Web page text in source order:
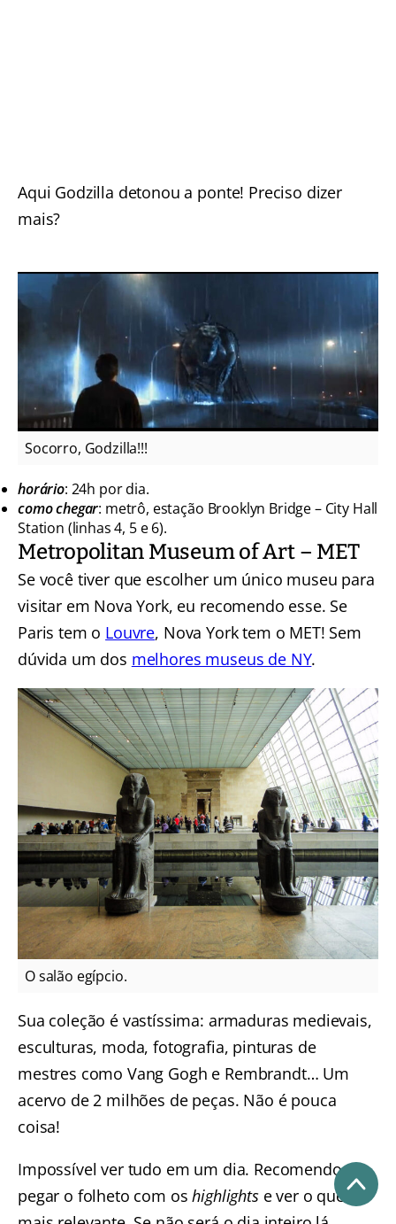
Aqui Godzilla detonou a ponte! Preciso dizer
mais?
Socorro, Godzilla!!!
horário: 24h por dia.
como chegar: metrô, estação Brooklyn Bridge – City Hall
Station (linhas 4, 5 e 6).
Metropolitan Museum of Art – MET
Se você tiver que escolher um único museu para
visitar em Nova York, eu recomendo esse. Se
Paris tem o Louvre, Nova York tem o MET! Sem
dúvida um dos melhores museus de NY.
O salão egípcio.
Sua coleção é vastíssima: armaduras medievais,
esculturas, moda, fotografia, pinturas de
mestres como Vang Gogh e Rembrandt… Um
acervo de 2 milhões de peças. Não é pouca
coisa!
Impossível ver tudo em um dia. Recomendo
pegar o folheto com oshighlightse ver o que é